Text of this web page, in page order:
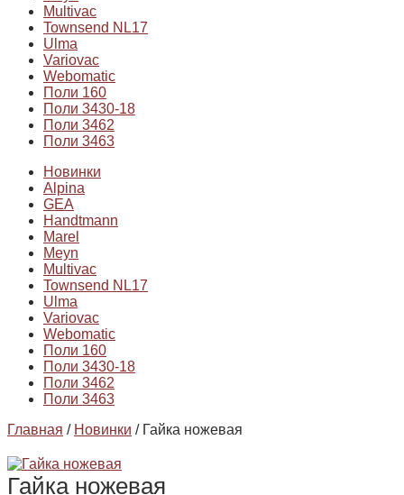
Multivac
Townsend NL17
Ulma
Variovac
Webomatic
Поли 160
Поли 3430-18
Поли 3462
Поли 3463
Новинки
Alpina
GEA
Handtmann
Marel
Meyn
Multivac
Townsend NL17
Ulma
Variovac
Webomatic
Поли 160
Поли 3430-18
Поли 3462
Поли 3463
Главная / Новинки / Гайка ножевая
Гайка ножевая